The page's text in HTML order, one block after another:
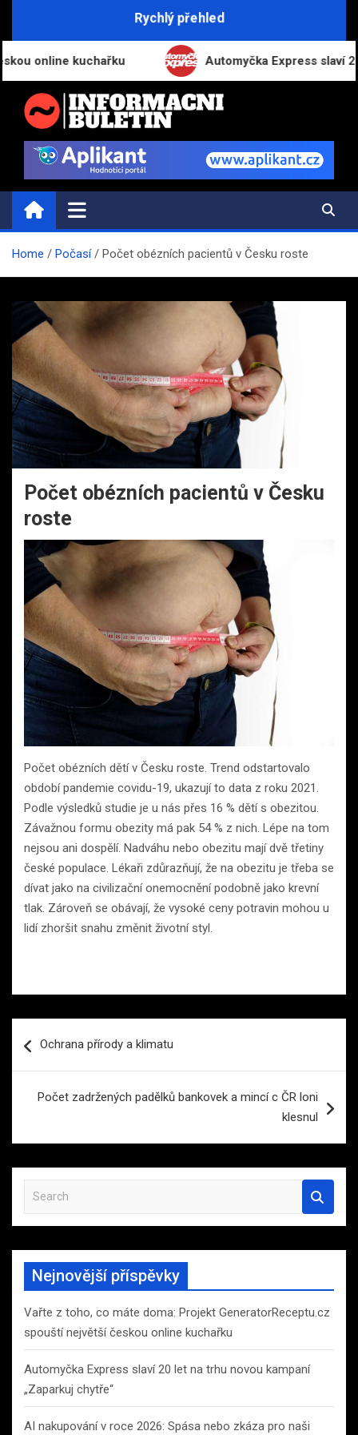
Rychlý přehled
kuchařku Automyčka Express slaví 20 let
INFORMAČNÍ-BULETIN.CZ
Novinky a informace
Home Počasí Počet obézních pacientů v Česku roste
Počet obézních pacientů v Česku
roste
Počet obézních dětí v Česku roste. Trend odstartovalo
období pandemie covidu-19, ukazují to data z roku 2021.
Podle výsledků studie je u nás přes 16 % dětí s obezitou.
Závažnou formu obezity má pak 54 % z nich. Lépe na tom
nejsou ani dospělí. Nadváhu nebo obezitu mají dvě třetiny
české populace. Lékaři zdůrazňují, že na obezitu je třeba se
dívat jako na civilizační onemocnění podobně jako krevní
tlak. Zároveň se obávají, že vysoké ceny potravin mohou u
lidí zhoršit snahu změnit životní styl.
proOchrana přírody a klimatu
Počet zadržených padělků bankovek a mincí c ČR loni
klesnul
a
r
h
Nejnovější příspěvky
Vařte z toho, co máte doma: Projekt GeneratorReceptu.cz
spouští největší českou online kuchařku
Automyčka Express slaví 20 let na trhu novou kampaní
„Zaparkuj chytře“
AI nakupování v roce 2026: Spása nebo zkáza pro naši